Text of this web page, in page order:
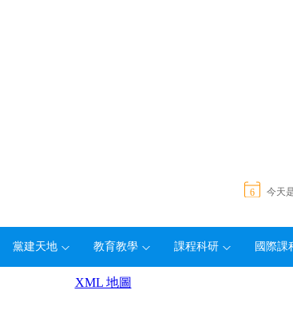
今天
6
黨建天地 教育教學 課程科研 國際課
XML 地圖